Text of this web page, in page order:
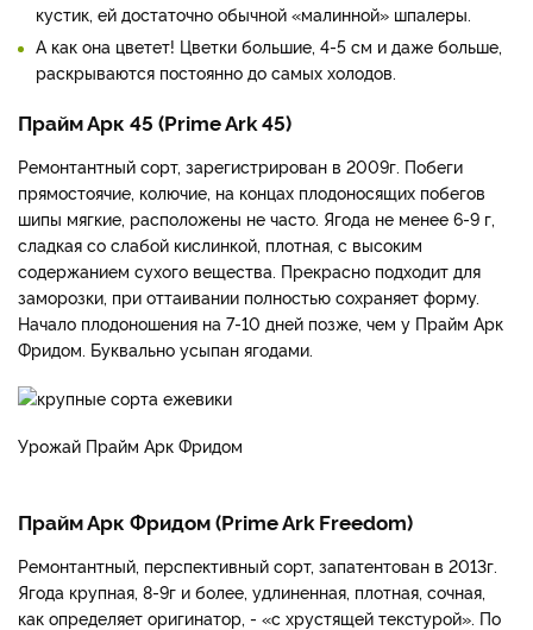
кустик, ей достаточно обычной «малинной» шпалеры.
А как она цветет! Цветки большие, 4-5 см и даже больше,
раскрываются постоянно до самых холодов.
Прайм Арк 45 (Prime Ark 45)
Ремонтантный сорт, зарегистрирован в 2009г. Побеги
прямостоячие, колючие, на концах плодоносящих побегов
шипы мягкие, расположены не часто. Ягода не менее 6-9 г,
сладкая со слабой кислинкой, плотная, с высоким
содержанием сухого вещества. Прекрасно подходит для
заморозки, при оттаивании полностью сохраняет форму.
Начало плодоношения на 7-10 дней позже, чем у Прайм Арк
Фридом. Буквально усыпан ягодами.
Урожай Прайм Арк Фридом
Прайм Арк Фридом (Prime Ark Freedom)
Ремонтантный, перспективный сорт, запатентован в 2013г.
Ягода крупная, 8-9г и более, удлиненная, плотная, сочная,
как определяет оригинатор, - «с хрустящей текстурой». По